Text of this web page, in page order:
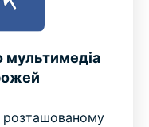
мультимедіа
розташованому